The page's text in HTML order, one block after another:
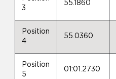
3
55.1860
Position
4
55.0360
Position
5
01:01.2730